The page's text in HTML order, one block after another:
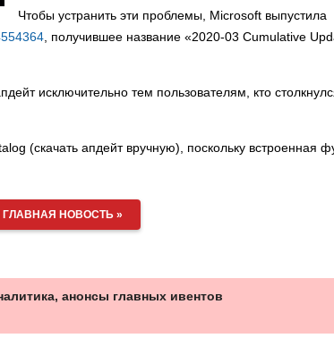
Чтобы устранить эти проблемы, Microsoft выпустила
, получившее название «2020-03 Cumulative
исключительно тем пользователям, кто
(скачать апдейт вручную), поскольку встроенная
НОВОСТЬ »
анонсы главных ивентов